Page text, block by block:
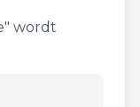
" wordt